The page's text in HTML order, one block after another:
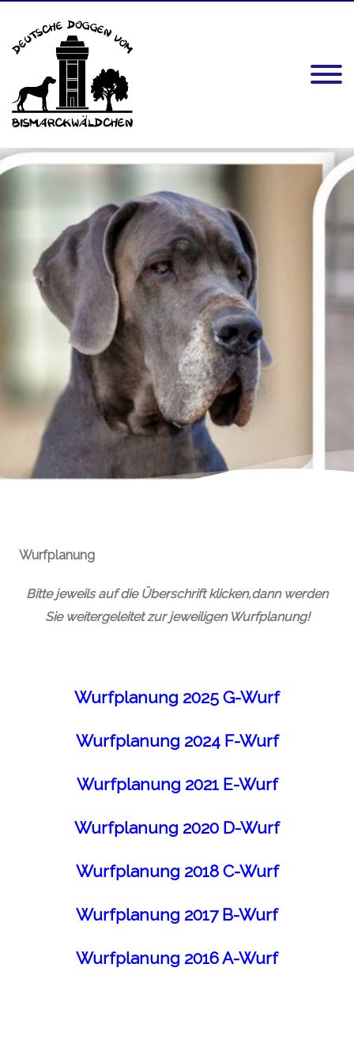
Wurfplanung
Bitte jeweils auf die Überschrift klicken,dann werden
Sie weitergeleitet zur jeweiligen Wurfplanung!
Wurfplanung 2025 G-Wurf
Wurfplanung 2024 F-Wurf
Wurfplanung 2021 E-Wurf
Wurfplanung 2020 D-Wurf
Wurfplanung 2018 C-Wurf
Wurfplanung 2017 B-Wurf
Wurfplanung 2016 A-Wurf